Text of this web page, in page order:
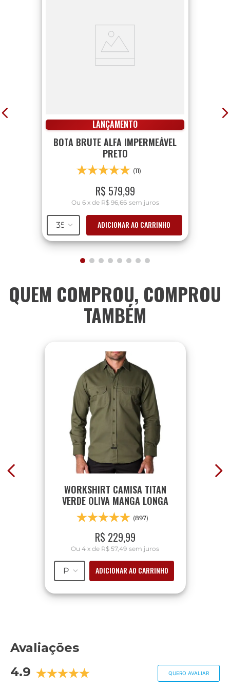
LANÇAMENTO
BOTA BRUTE ALFA IMPERMEÁVEL
PRETO
(11)
R$ 579,99
Ou 6 xde R$ 96,66 sem juros
35 ADICIONAR AO CARRINHO
QUEM COMPROU, COMPROU
TAMBÉM
WORKSHIRT CAMISA TITAN
VERDE OLIVA MANGA LONGA
(897)
R$ 229,99
Ou 4 x de R$ 57,49 sem juros
P ADICIONAR AO CARRINHO
Avaliações
4.9
QUERO AVALIAR